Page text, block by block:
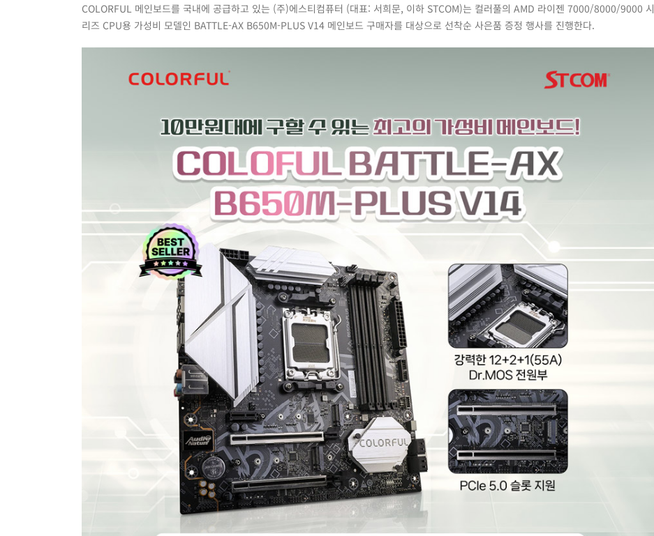
풀
배
V14
메
보
드
구
매
대
상
선
착
순
특
별
은
품
증
정
행
사
진
COLORFUL 메인보드를 국내에 공급하고 있는 (주)에스티컴퓨터 (대표: 서희문, 이하 STCOM)는 컬러풀의 AMD 라이젠 7000/8000/9000 시
리즈 CPU용 가성비 모델인 BATTLE-AX B650M-PLUS V14 메인보드 구매자를 대상으로 선착순 사은품 증정 행사를 진행한다.